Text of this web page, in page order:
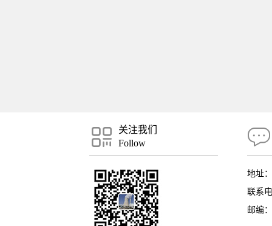
关注我们
Follow
地址
联系
邮编